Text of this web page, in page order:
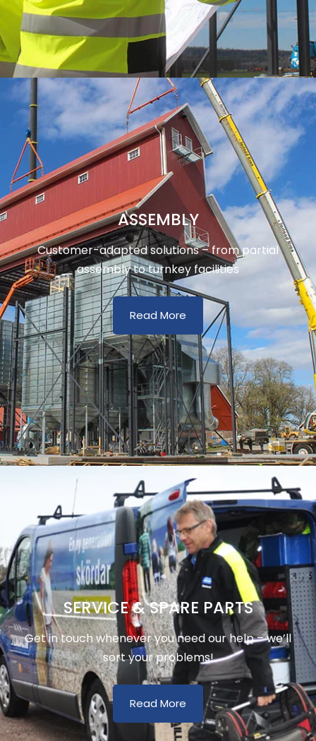
ASSEMBLY
Customer-adapted solutions – from partial
assembly to turnkey facilities
Read More
SERVICE & SPARE PARTS
Get in touch whenever you need our help – we’ll
sort your problems!
Read More